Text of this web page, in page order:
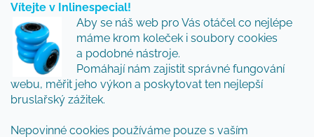
Vítejte v Inlinespecial!
Aby se náš web pro Vás otáčel co nejlépe
máme krom koleček i soubory cookies
a podobné nástroje.
Pomáhají nám zajistit správné fungování
webu, měřit jeho výkon a poskytovat ten nejlepší
bruslařský zážitek.
Nepovinné cookies používáme pouze s vaším
Vložte svůj e-mail a my vám budeme zasílat informace
o nových produktech na našem e-shopu.
Přidejte se k nám a my Vám budeme zasílat ty nejlepší
novinky a tipy.
E-mail
Vložením e-mailu souhlasíte spodmínkami